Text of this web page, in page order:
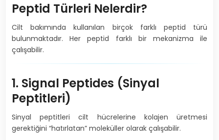
Peptid Türleri Nelerdir?
Cilt bakımında kullanılan birçok farklı peptid türü
bulunmaktadır. Her peptid farklı bir mekanizma ile
çalışabilir.
1. Signal Peptides (Sinyal
Peptitleri)
Sinyal peptitleri cilt hücrelerine kolajen üretmesi
gerektiğini “hatırlatan” moleküller olarak çalışabilir.